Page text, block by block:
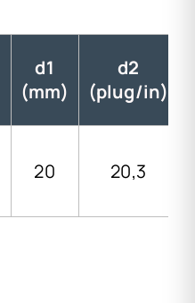
d1
(mm)
d2
(plug/in)
20 20,3